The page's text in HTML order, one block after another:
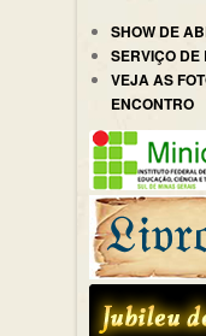
SHOW DE
SERVIÇO DE
VEJA AS
ENCONTRO